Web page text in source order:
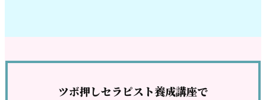
ツボ押しセラピスト養成講座で